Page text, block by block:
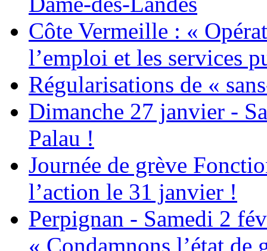
Côte Vermeille : «
l’emploi et les services
Régularisations de «
Dimanche 27 janvier -
Palau !
Journée de grève
l’action le 31 janvier !
Perpignan - Samedi 2
« Condamnons l’état de